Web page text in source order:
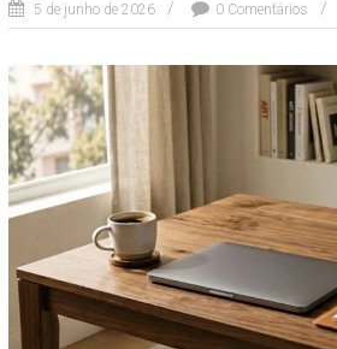
5 de junho de 2026 0 Comentários